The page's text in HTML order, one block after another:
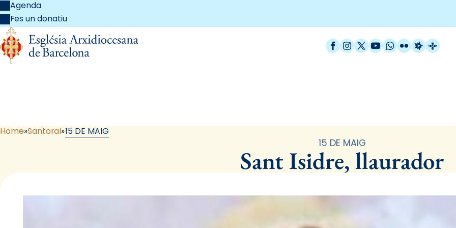
Agenda
Fes un donatiu
Facebook
Instagram
X / Twitter
YouTube
WhatsApp
FlickrRadio
Home Santoral 15 DE MAIG
15 DE MAIG
Sant Isidre, llaurador